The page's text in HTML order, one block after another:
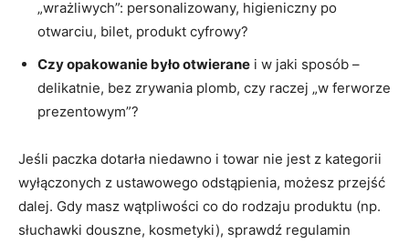
„wrażliwych”: personalizowany, higieniczny po
otwarciu, bilet, produkt cyfrowy?
Czy opakowanie było otwierane i w jaki sposób –
delikatnie, bez zrywania plomb, czy raczej „w ferworze
prezentowym”?
Jeśli paczka dotarła niedawno i towar nie jest z kategorii
wyłączonych z ustawowego odstąpienia, możesz przejść
dalej. Gdy masz wątpliwości co do rodzaju produktu (np.
słuchawki douszne, kosmetyki), sprawdź regulamin